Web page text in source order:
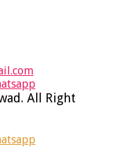
All Right